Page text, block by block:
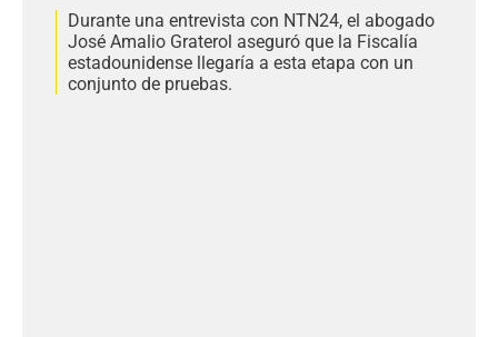
Durante una entrevista con NTN24, el abogado
José Amalio Graterol aseguró que la Fiscalía
estadounidense llegaría a esta etapa con un
conjunto de pruebas.